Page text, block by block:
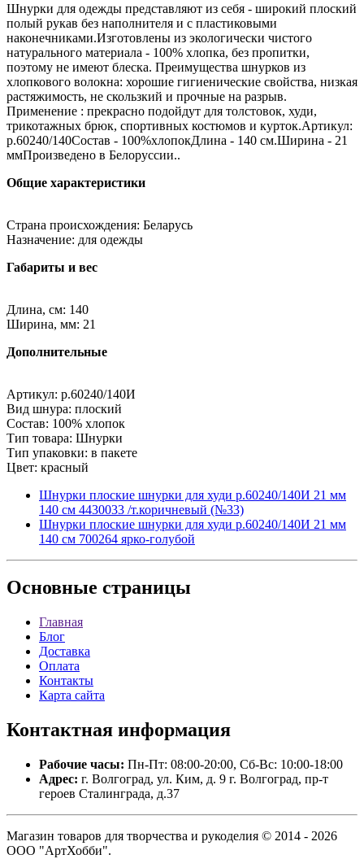
Шнурки для одежды представляют из себя - широкий плоский
полый рукав без наполнителя и с пластиковыми
наконечниками.Изготовлены из экологически чистого
натурального материала - 100% хлопка, без пропитки,
поэтому не имеют блеска. Преимущества шнурков из
хлопкового волокна: хорошие гигиенические свойства, низкая
растяжимость, не скользкий и прочные на разрыв.
Применение : прекрасно подойдут для толстовок, худи,
трикотажных брюк, спортивных костюмов и курток.Артикул:
р.60240/140Состав - 100%хлопокДлина - 140 см.Ширина - 21
ммПроизведено в Белоруссии..
Общие характеристики
Страна происхождения: Беларусь
Назначение: для одежды
Габариты и вес
Длина, см: 140
Ширина, мм: 21
Дополнительные
Артикул: р.60240/140И
Вид шнура: плоский
Состав: 100% хлопок
Тип товара: Шнурки
Тип упаковки: в пакете
Цвет: красный
Шнурки плоские шнурки для худи р.60240/140И 21 мм
140 см 4430033 /т.коричневый (№33)
Шнурки плоские шнурки для худи р.60240/140И 21 мм
140 см 700264 ярко-голубой
Основные страницы
Главная
Блог
Доставка
Оплата
Контакты
Карта сайта
Контактная информация
Рабочие часы: Пн-Пт: 08:00-20:00, Сб-Вс: 10:00-18:00
Адрес: г. Волгоград, ул. Ким, д. 9 г. Волгоград, пр-т
героев Сталинграда, д.37
Магазин товаров для творчества и рукоделия © 2014 - 2026
ООО "АртХобби".